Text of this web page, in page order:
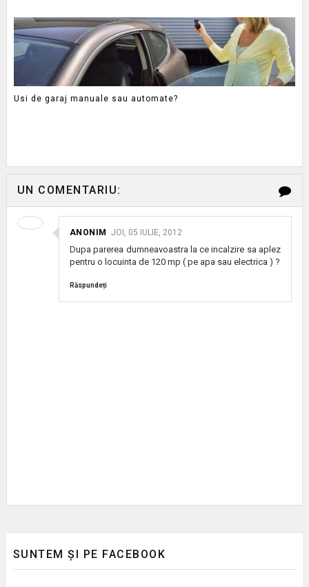
Usi de garaj manuale sau automate?
UN COMENTARIU:
ANONIM JOI, 05 IULIE, 2012
Dupa parerea dumneavoastra la ce incalzire sa aplez
pentru o locuinta de 120 mp ( pe apa sau electrica ) ?
Răspundeți
SUNTEM ȘI PE FACEBOOK